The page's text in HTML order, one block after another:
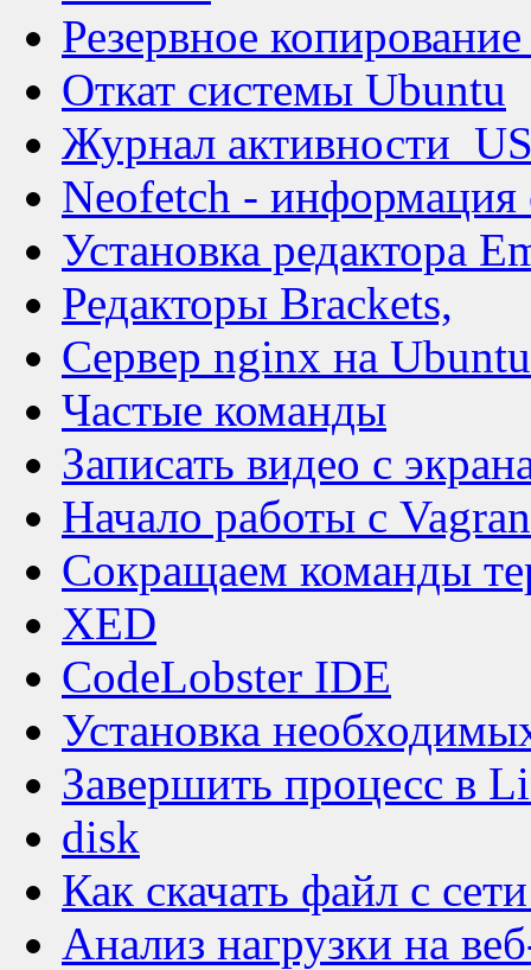
Резервное
Откат системы Ubuntu
Журнал
Neofetch - информация
Установка редактора
Редакторы Brackets,
Сервер nginx на Ubuntu
Частые команды
Записать видео с
Начало работы с
Сокращаем команды
XED
CodeLobster IDE
Установка
Завершить процесс в
disk
Как скачать файл с
Анализ нагрузки на